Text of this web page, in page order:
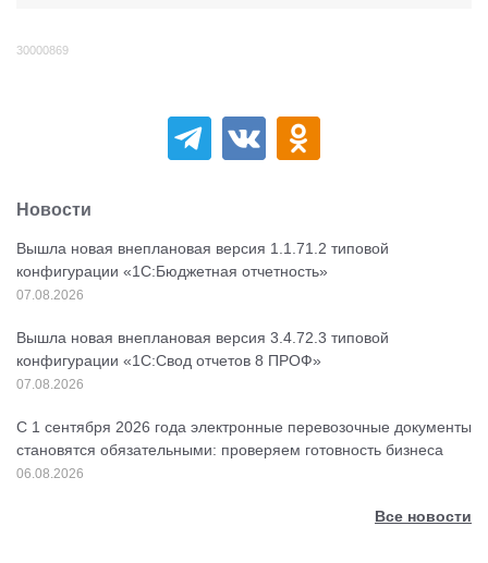
30000869
Новости
Вышла новая внеплановая версия 1.1.71.2 типовой
конфигурации «1C:Бюджетная отчетность»
07.08.2026
Вышла новая внеплановая версия 3.4.72.3 типовой
конфигурации «1C:Свод отчетов 8 ПРОФ»
07.08.2026
С 1 сентября 2026 года электронные перевозочные документы
становятся обязательными: проверяем готовность бизнеса
06.08.2026
Все новости